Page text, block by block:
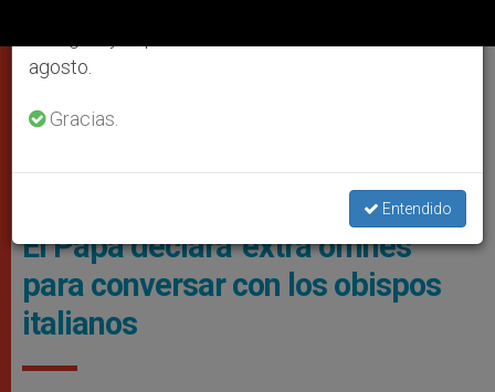
Los Obispos En El Aula Nueva Del Sínodo (Fto. Archivo Catholic
Church England And Wales)
El Papa declara 'extra omnes'
para conversar con los obispos
italianos
agosto.
Gracias.
Entendido